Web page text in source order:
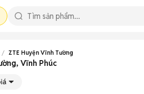
ZTE Huyện Vĩnh Tường
Vĩnh Phúc